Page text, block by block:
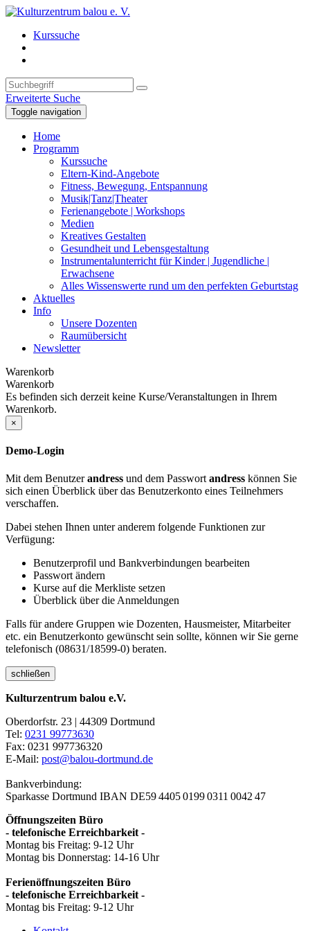
Kurssuche
Erweiterte Suche
Toggle navigation
Home
Programm
Kurssuche
Eltern-Kind-Angebote
Fitness, Bewegung, Entspannung
Musik|Tanz|Theater
Ferienangebote | Workshops
Medien
Kreatives Gestalten
Gesundheit und Lebensgestaltung
Instrumentalunterricht für Kinder | Jugendliche |
Erwachsene
Alles Wissenswerte rund um den perfekten Geburtstag
Aktuelles
Info
Unsere Dozenten
Raumübersicht
Newsletter
Warenkorb
Warenkorb
Es befinden sich derzeit keine Kurse/Veranstaltungen in Ihrem
Warenkorb.
×
Demo-Login
Mit dem Benutzerandress und dem Passwort andress können Sie
sich einen Überblick über das Benutzerkonto eines Teilnehmers
verschaffen.
Dabei stehen Ihnen unter anderem folgende Funktionen zur
Verfügung:
Benutzerprofil und Bankverbindungen bearbeiten
Passwort ändern
Kurse auf die Merkliste setzen
Überblick über die Anmeldungen
Falls für andere Gruppen wie Dozenten, Hausmeister, Mitarbeiter
etc. ein Benutzerkonto gewünscht sein sollte, können wir Sie gerne
telefonisch (08631/18599-0) beraten.
schließen
Kulturzentrum balou e.V.
Oberdorfstr. 23 | 44309 Dortmund
Tel: 0231 99773630
Fax: 0231 997736320
E-Mail: post@balou-dortmund.de
Bankverbindung:
Sparkasse Dortmund IBAN DE59 4405 0199 0311 0042 47
Öffnungszeiten Büro
- telefonische Erreichbarkeit -
Montag bis Freitag: 9-12 Uhr
Montag bis Donnerstag: 14-16 Uhr
Ferienöffnungszeiten Büro
- telefonische Erreichbarkeit -
Montag bis Freitag: 9-12 Uhr